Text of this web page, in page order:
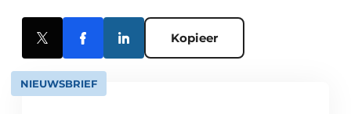
Kopieer
NIEUWSBRIEF